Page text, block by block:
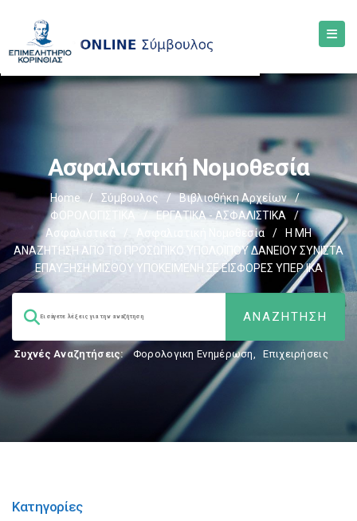
Ασφαλιστική Νομοθεσία
Home / Σύμβουλος / Βιβλιοθήκη Αρχείων
/
ΦΟΡΟΛΟΓΙΣΤΙΚΑ
/ ΕΡΓΑΤΙΚΑ - ΑΣΦΑΛΙΣΤΙΚΑ
/
Ασφαλιστικά
/ Ασφαλιστική Νομοθεσία /
Η ΜΗ
ΑΝΑΖΗΤΗΣΗ ΑΠΟ ΤΟ ΠΡΟΣΩΠΙΚΟ ΥΠΟΛΟΙΠΟΥ ΔΑΝΕΙΟΥ ΣΥΝΙΣΤΑ
ΕΠΑΥΞΗΣΗ ΜΙΣΘΟΥ ΥΠΟΚΕΙΜΕΝΗ ΣΕ ΕΙΣΦΟΡΕΣ ΥΠΕΡ ΙΚΑ
Συχνές Αναζητήσεις: Φορολογικη Ενημέρωση, Επιχειρήσεις
Κατηγορίες